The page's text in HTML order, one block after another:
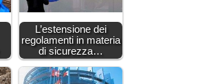
L’estensione dei
regolamenti in materia
di sicurezza…